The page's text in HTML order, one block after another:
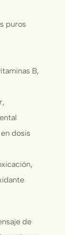
puros
B,
dosis
de